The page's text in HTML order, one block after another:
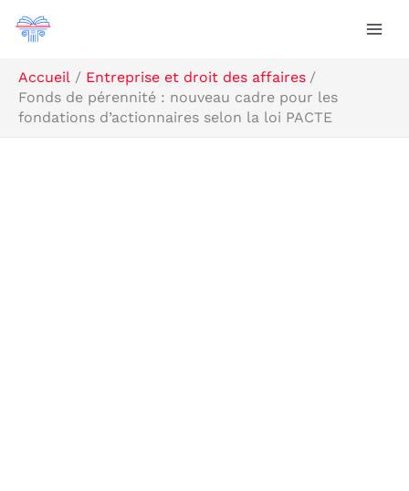
Aller
Accueil
Entreprise et droit des affaires
Fonds de pérennité : nouveau cadre pour les
fondations d’actionnaires selon la loi PACTE
R
e
c
h